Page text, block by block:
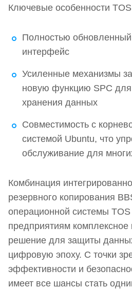
Ключевые особенности
Полностью обновленный
интерфейс
Усиленные механизмы
новую функцию SPC
хранения данных
Совместимость с
системой Ubuntu, что
обслуживание для
Комбинация
резервного копирования
операционной системы
предприятиям
решение для защиты
цифровую эпоху. С точки
эффективности и
имеет все шансы стать